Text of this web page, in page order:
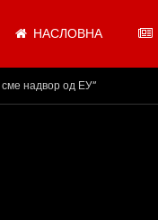
НАСЛОВНА